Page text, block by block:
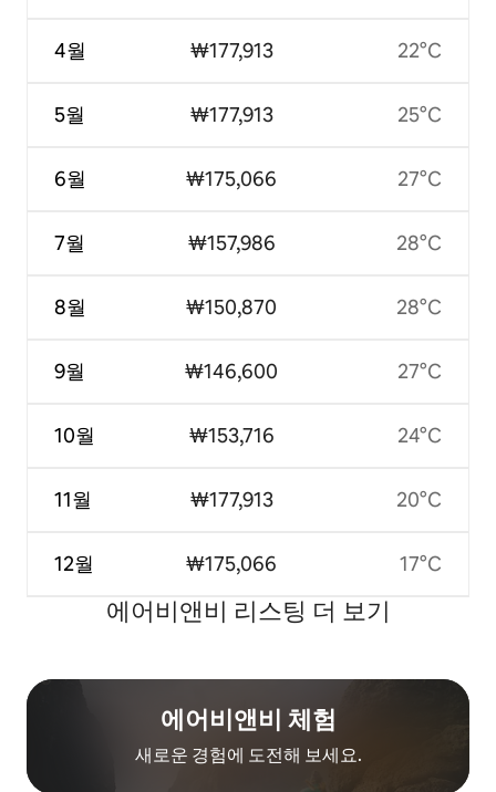
4월
5월
6월
7월
8월
9월
10월
11월
12월
₩177,913
₩177,913
₩175,066
₩157,986
₩150,870
₩146,600
₩153,716
₩177,913
₩175,066
22°C
25°C
27°C
28°C
28°C
27°C
24°C
20°C
17°C
에어비앤비 리스팅 더 보기
에어비앤비 체험
새로운 경험에 도전해 보세요.